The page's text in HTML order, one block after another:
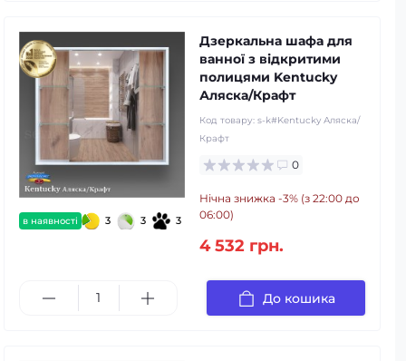
в наявності 3 3 3
Дзеркальна шафа для
ванної з відкритими
полицями Kentucky
Аляска/Крафт
Код товару: s-k#Kentucky Аляска/
Крафт
0
Нічна знижка -3% (з 22:00 до
06:00)
4 532 грн.
До кошика